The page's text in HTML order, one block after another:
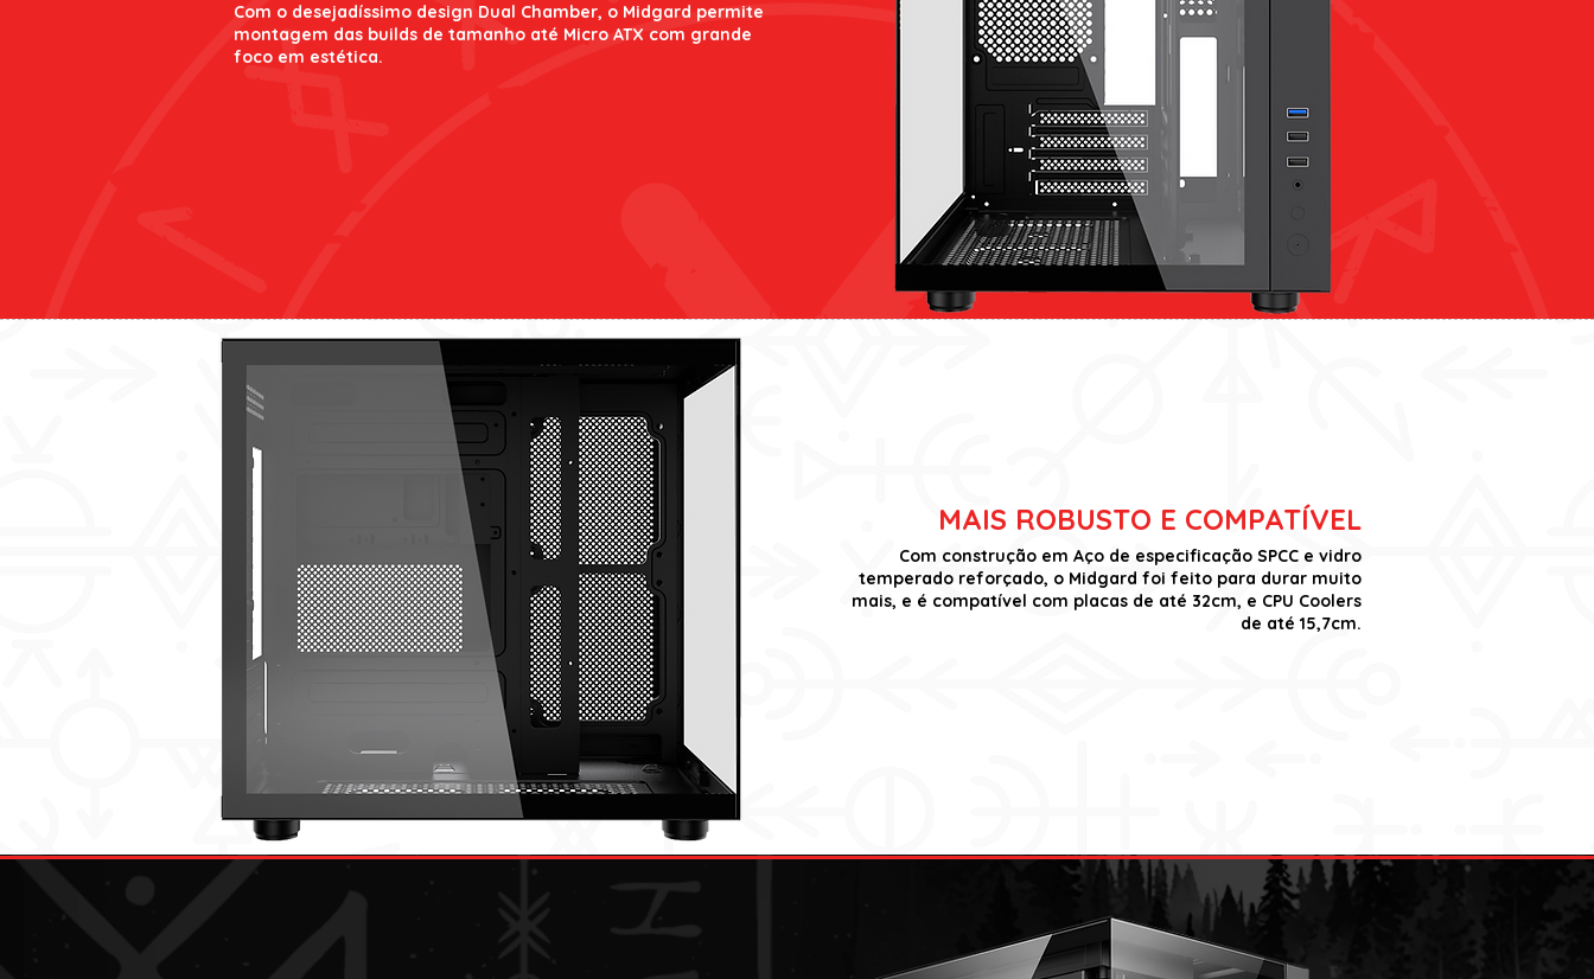
Com o desejadíssimo design Dual Chamber, o Midgard permite
montagem das builds de tamanho até Micro ATX com grande
foco em estética.
MAIS ROBUSTO E COMPATÍVEL
Com construção em Aço de especificação SPCC e vidro
temperado reforçado, o Midgard foi feito para durar muito
mais, e é compatível com placas de até 32cm, e CPU Coolers
de até 15,7cm.